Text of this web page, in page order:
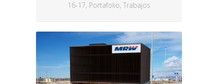
16-17, Portafolio, Trabajos